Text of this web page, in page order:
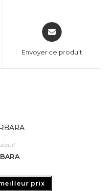
Envoyer ce produit
prix